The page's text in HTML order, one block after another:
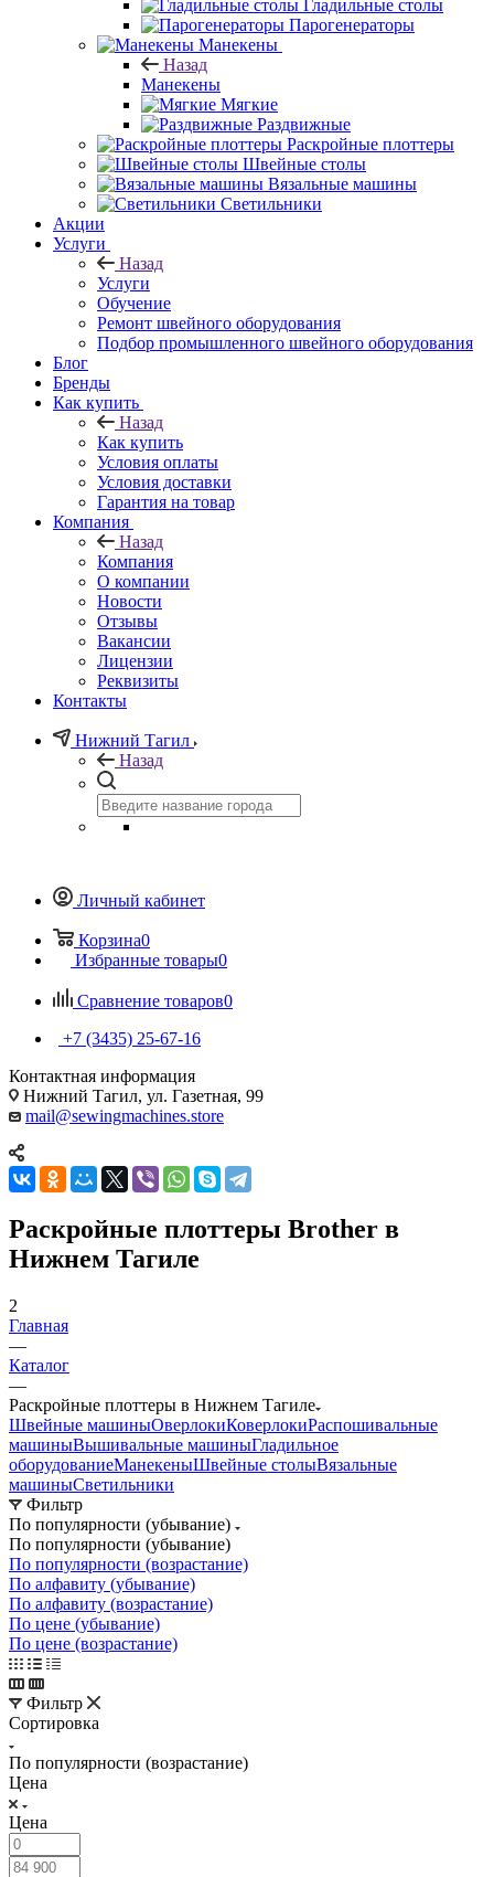
Гладильные столы
Парогенераторы
Манекены
Назад
Манекены
Мягкие
Раздвижные
Раскройные плоттеры
Швейные столы
Вязальные машины
Светильники
Акции
Услуги
Назад
Услуги
Обучение
Ремонт швейного оборудования
Подбор промышленного швейного оборудования
Блог
Бренды
Как купить
Назад
Как купить
Условия оплаты
Условия доставки
Гарантия на товар
Компания
Назад
Компания
О компании
Новости
Отзывы
Вакансии
Лицензии
Реквизиты
Контакты
Нижний Тагил
Назад
Личный кабинет
Корзина0
Избранные товары0
Сравнение товаров0
+7 (3435) 25-67-16
Контактная информация
Нижний Тагил, ул. Газетная, 99
mail@sewingmachines.store
Раскройные плоттеры Brother в
Нижнем Тагиле
2
Главная
—
Каталог
—
Раскройные плоттеры в Нижнем Тагиле
Швейные машиныОверлокиКоверлокиРаспошивальные
машиныВышивальные машиныГладильное
оборудованиеМанекеныШвейные столыВязальные
машиныСветильники
Фильтр
По популярности (убывание)
По популярности (убывание)
По популярности (возрастание)
По алфавиту (убывание)
По алфавиту (возрастание)
По цене (убывание)
По цене (возрастание)
Фильтр
Сортировка
По популярности (возрастание)
Цена
Цена